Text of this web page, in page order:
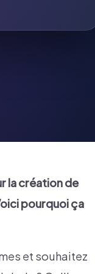
la création de
pourquoi ça
et souhaitez